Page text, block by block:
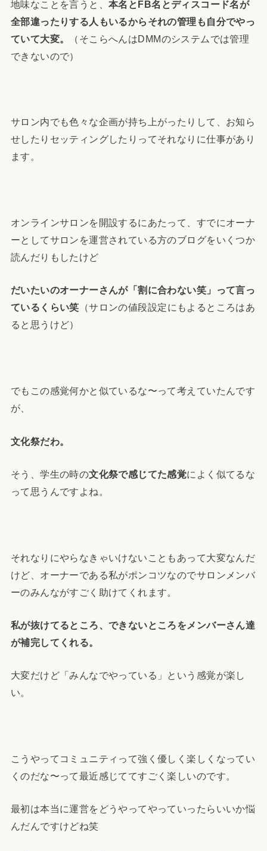
地味なことを言うと、本名とFB名とディスコード名が
全部違ったりする人もいるからそれの管理も自分でやっ
ていて大変。
（そこらへんはDMMのシステムでは管理
できないので）
サロン内でも色々な企画が持ち上がったりして、お知ら
せしたりセッティングしたりってそれなりに仕事があり
ます。
オンラインサロンを開設するにあたって、すでにオーナ
ーとしてサロンを運営されている方のブログをいくつか
読んだりもしたけど
だいたいのオーナーさんが「割に合わない笑」って言っ
ているくらい笑 （サロンの値段設定にもよるところはあ
ると思うけど）
でもこの感覚何かと似ているな〜って考えていたんです
が、
文化祭だわ。
そう、学生の時の文化祭で感じてた感覚によく似てるな
って思うんですよね。
それなりにやらなきゃいけないこともあって大変なんだ
けど、オーナーである私がポンコツなのでサロンメンバ
ーのみんながすごく助けてくれます。
私が抜けてるところ、できないところをメンバーさん達
が補完してくれる。
大変だけど「みんなでやっている」という感覚が楽し
い。
こうやってコミュニティって強く優しく楽しくなってい
くのだな〜って最近感じててすごく楽しいのです。
最初は本当に運営をどうやってやっていったらいいか悩
んだんですけどね笑